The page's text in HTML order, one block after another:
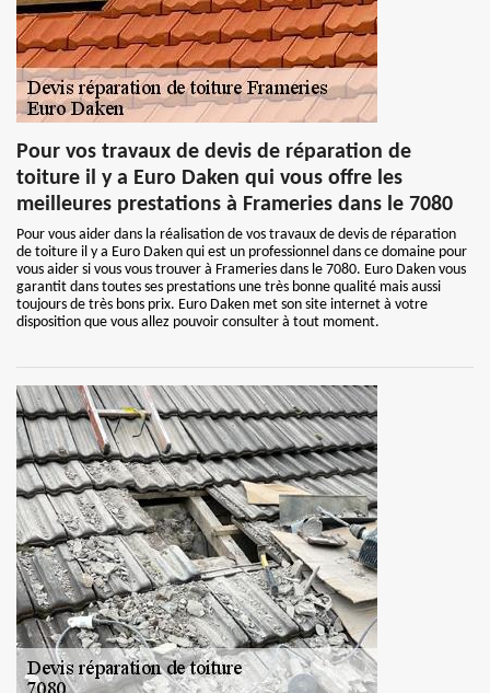
Pour vos travaux de devis de réparation de
toiture il y a Euro Daken qui vous offre les
meilleures prestations à Frameries dans le 7080
Pour vous aider dans la réalisation de vos travaux de devis de réparation
de toiture il y a Euro Daken qui est un professionnel dans ce domaine pour
vous aider si vous vous trouver à Frameries dans le 7080. Euro Daken vous
garantit dans toutes ses prestations une très bonne qualité mais aussi
toujours de très bons prix. Euro Daken met son site internet à votre
disposition que vous allez pouvoir consulter à tout moment.